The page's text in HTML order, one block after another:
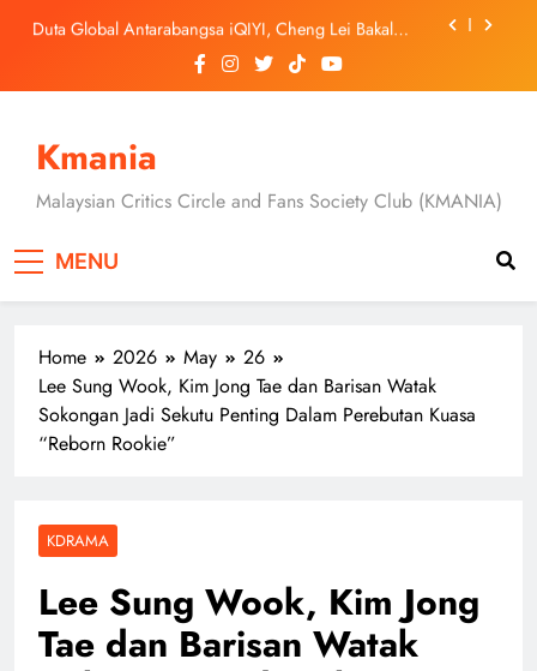
Duta Global Antarabangsa iQIYI, Cheng Lei Bakal
Buat Penampilan Istimewa di Kuala Lumpur
‘Dibunuh atau Membunuh’: Filem ‘Tiket Sehala’
Satukan Empat Negara Asia
Pembohongan dan Buruan Ketua Sindiket Jenayah di
“Our Sticky Love”
Skechers Lancar Kolaborasi Eksklusif Bersama DK,
SEUNGKWAN dan DINO SEVENTEEN
Buat Penampilan Istimewa di Kuala Lumpur
September Ini
‘Dibunuh atau Membunuh’: Filem ‘Tiket Sehala’
Satukan Empat Negara Asia
Kmania
Malaysian Critics Circle and Fans Society Club (KMANIA)
MENU
Home 2026 May
26
Lee Sung Wook, Kim Jong Tae dan Barisan Watak
Sokongan Jadi Sekutu Penting Dalam Perebutan Kuasa
“Reborn Rookie”
KDRAMA
Lee Sung Wook, Kim Jong
Tae dan Barisan Watak